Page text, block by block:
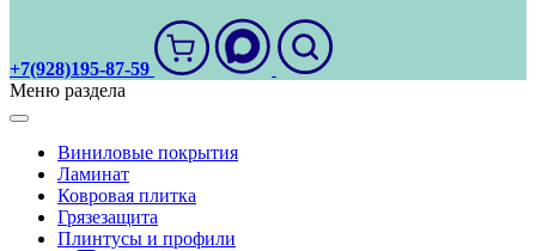
+7(928)195-87-59
Меню раздела
Виниловые покрытия
Ламинат
Ковровая плитка
Грязезащита
Плинтусы и профили